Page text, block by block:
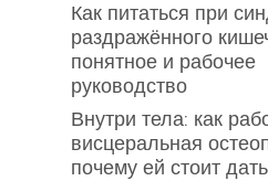
Как питаться при
раздражённого
понятное и рабочее
руководство
Внутри тела: как
висцеральная
почему ей стоит